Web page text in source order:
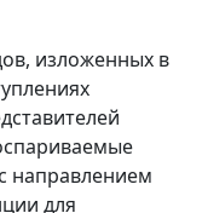
изложенных в
направлением
для